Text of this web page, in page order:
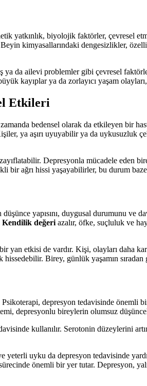
yatkınlık, biyolojik faktörler, çevresel
Beyin kimyasallarındaki dengesizlikler,
ya da ailevi problemler gibi çevresel
kayıplar ya da zorlayıcı yaşam
Etkileri
bedensel olarak da etkileyen bir
ya aşırı uyuyabilir ya da uykusuzluk
Depresyonla mücadele eden
bir ağrı hissi yaşayabilirler, bu durum
yapısını, duygusal durumunu ve
Kendilik değeri azalır, öfke, suçluluk ve
yan etkisi de vardır. Kişi, olayları daha
Birey, günlük yaşamın
depresyon tedavisinde önemli
depresyonlu bireylerin olumsuz
kullanılır. Serotonin düzeylerini
yeterli uyku da depresyon tedavisinde
önemli bir yer tutar. Depresyon,